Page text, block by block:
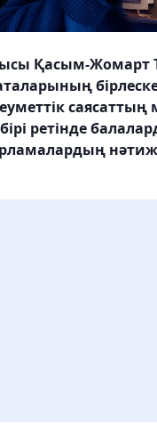
Қасым-Жомарт
ретінде